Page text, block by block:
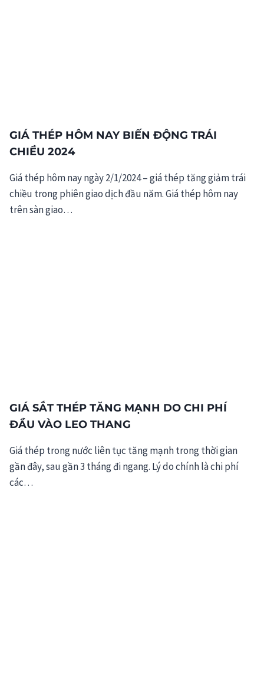
GIÁ THÉP HÔM NAY BIẾN ĐỘNG TRÁI
CHIỀU 2024
Giá thép hôm nay ngày 2/1/2024 – giá thép tăng giảm trái
chiều trong phiên giao dịch đầu năm. Giá thép hôm nay
trên sàn giao…
GIÁ SẮT THÉP TĂNG MẠNH DO CHI PHÍ
ĐẦU VÀO LEO THANG
Giá thép trong nước liên tục tăng mạnh trong thời gian
gần đây, sau gần 3 tháng đi ngang. Lý do chính là chi phí
các…